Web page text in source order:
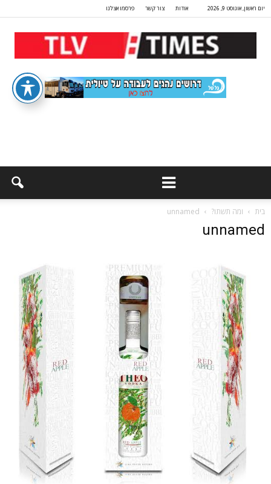
יום ראשון, אוגוסט 9, 2026 אודות צור קשר פרסמו אצלנו
בית ומה תשתו? unnamed
unnamed